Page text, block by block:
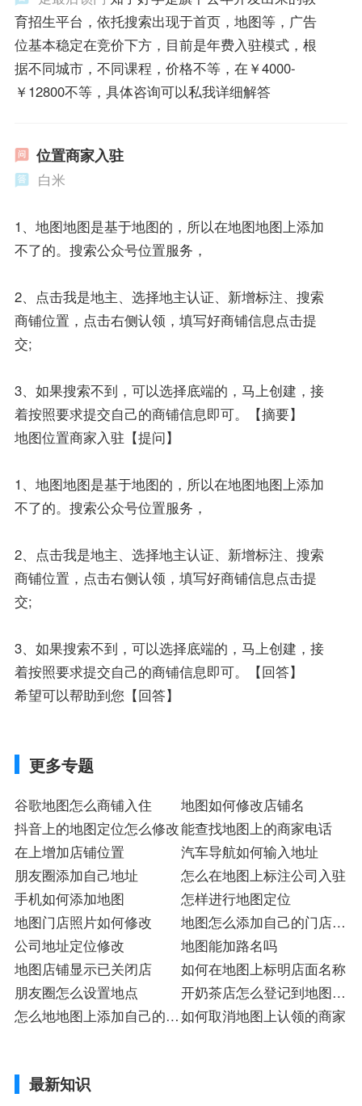
育招生平台，依托搜索出现于首页，地图等，广告
位基本稳定在竞价下方，目前是年费入驻模式，根
据不同城市，不同课程，价格不等，在￥4000-
￥12800不等，具体咨询可以私我详细解答
位置商家入驻
白米
1、地图地图是基于地图的，所以在地图地图上添加
不了的。搜索公众号位置服务，
2、点击我是地主、选择地主认证、新增标注、搜索
商铺位置，点击右侧认领，填写好商铺信息点击提
交;
3、如果搜索不到，可以选择底端的，马上创建，接
着按照要求提交自己的商铺信息即可。【摘要】
地图位置商家入驻【提问】
1、地图地图是基于地图的，所以在地图地图上添加
不了的。搜索公众号位置服务，
2、点击我是地主、选择地主认证、新增标注、搜索
商铺位置，点击右侧认领，填写好商铺信息点击提
交;
3、如果搜索不到，可以选择底端的，马上创建，接
着按照要求提交自己的商铺信息即可。【回答】
希望可以帮助到您【回答】
更多专题
谷歌地图怎么商铺入住
地图如何修改店铺名
抖音上的地图定位怎么修改能查找地图上的商家电话
在上增加店铺位置
汽车导航如何输入地址
朋友圈添加自己地址
怎么在地图上标注公司入驻
手机如何添加地图
怎样进行地图定位
地图门店照片如何修改
地图怎么添加自己的门店地
址
公司地址定位修改
地图能加路名吗
地图店铺显示已关闭店
如何在地图上标明店面名称
朋友圈怎么设置地点
开奶茶店怎么登记到地图里
面
怎么地地图上添加自己的店如何取消地图上认领的商家
最新知识